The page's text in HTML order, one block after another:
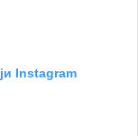
Instagram